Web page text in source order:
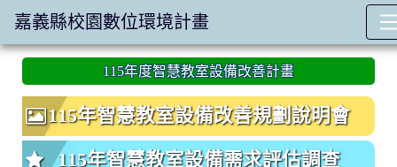
:::
115年度智慧教室設備改善計畫
115年智慧教室設備改善規劃說明會
115年智慧教室設備需求評估調查
嘉義縣校園數位環境計畫